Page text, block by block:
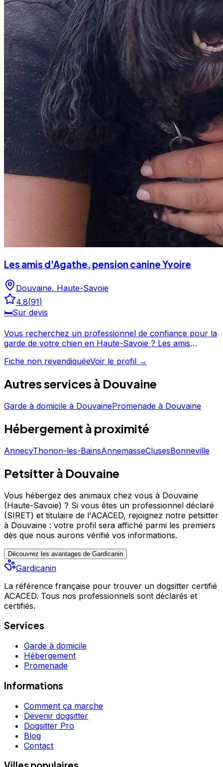
Les amis d'Agathe, pension canine Yvoire
Douvaine, Haute-Savoie
4.8(91)
🛏️Sur devis
Vous recherchez un professionnel de confiance pour la
garde de votre chien en Haute-Savoie ? Les amis
Douvaine et ses environs. Les 91 avis laissés par ses
moyenne de 4.8/5. Consultez son profil pour découvrir
d'Agathe, pension canine Yvoire est un professionnel du
Google Maps avec 91 avis.
Fiche non revendiquéeVoir le profil →
Autres services à Douvaine
Garde à domicile à DouvainePromenade à Douvaine
Hébergement à proximité
AnnecyThonon-les-BainsAnnemasseClusesBonneville
Petsitter à Douvaine
Vous hébergez des animaux chez vous à Douvaine
(Haute-Savoie) ? Si vous êtes un professionnel déclaré
(SIRET) et titulaire de l'ACACED, rejoignez notre petsitter
à Douvaine : votre profil sera affiché parmi les premiers
dès que nous aurons vérifié vos informations.
Découvrez les avantages de Gardicanin
Gardicanin
La référence française pour trouver un dogsitter certifié
ACACED. Tous nos professionnels sont déclarés et
certifiés.
Services
Garde à domicile
Hébergement
Promenade
Informations
Comment ça marche
Devenir dogsitter
Dogsitter Pro
Blog
Contact